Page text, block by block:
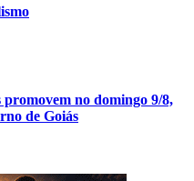
no domingo 9/8,
de Goiás